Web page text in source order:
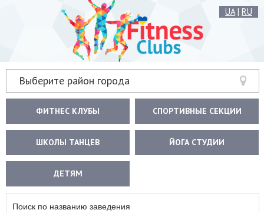
UA| RU
Выберите район города
ФИТНЕС КЛУБЫ СПОРТИВНЫЕ СЕКЦИИ
ШКОЛЫ ТАНЦЕВ ЙОГА СТУДИИ
ДЕТЯМ